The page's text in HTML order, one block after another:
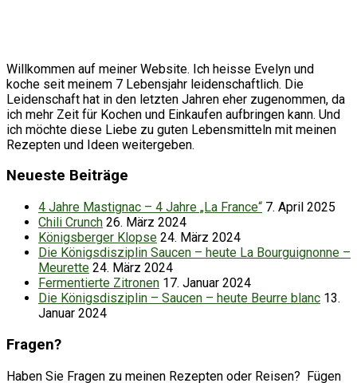
Willkommen auf meiner Website. Ich heisse Evelyn und
koche seit meinem 7 Lebensjahr leidenschaftlich. Die
Leidenschaft hat in den letzten Jahren eher zugenommen, da
ich mehr Zeit für Kochen und Einkaufen aufbringen kann. Und
ich möchte diese Liebe zu guten Lebensmitteln mit meinen
Rezepten und Ideen weitergeben.
Neueste Beiträge
4 Jahre Mastignac – 4 Jahre „La France“ 7. April 2025
Chili Crunch 26. März 2024
Königsberger Klopse 24. März 2024
Die Königsdisziplin Saucen – heute La Bourguignonne –
Meurette 24. März 2024
Fermentierte Zitronen 17. Januar 2024
Die Königsdisziplin – Saucen – heute Beurre blanc 13.
Januar 2024
Fragen?
Haben Sie Fragen zu meinen Rezepten oder Reisen? Fügen